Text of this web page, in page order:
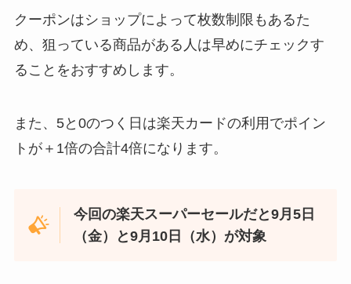
クーポンはショップによって枚数制限もあるた
め、狙っている商品がある人は早めにチェックす
ることをおすすめします。
また、5と0のつく日は楽天カードの利用でポイン
トが＋1倍の合計4倍になります。
今回の楽天スーパーセールだと9月5日
（金）と9月10日（水）が対象